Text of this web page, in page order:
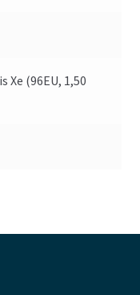
Xe (96EU, 1,50